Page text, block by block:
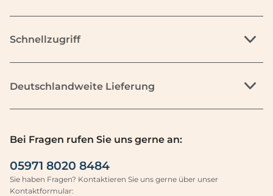
Schnellzugriff
Deutschlandweite Lieferung
Bei Fragen rufen Sie uns gerne an:
05971 8020 8484
Sie haben Fragen? Kontaktieren Sie uns gerne über unser
Kontaktformular: